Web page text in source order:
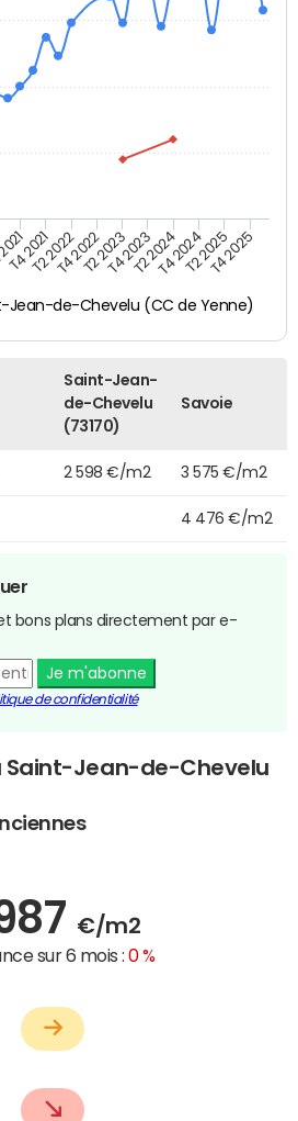
Jean-de-Chevelu (CC de Yenne)
T4 2021T2 2022T4 2022T2 2023T4 2023T2 2024T4 2024T2 2025T4 2025
Saint-Jean-
de-Chevelu
(73170)
Savoie
2 598 €/m2 3 575 €/m2
4 476 €/m2
bons plans directement par e-
Je m'abonne
de confidentialité
Saint-Jean-de-Chevelu
€/m2
sur 6 mois :0 %